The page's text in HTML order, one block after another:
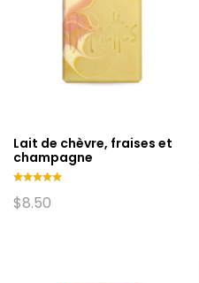
Lait de chèvre, fraises et
champagne
Note
5.00
$8.50